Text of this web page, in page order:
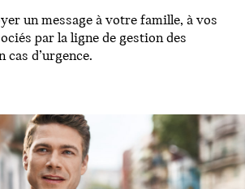
un message à votre famille, à vos
par la ligne de gestion des
d’urgence.